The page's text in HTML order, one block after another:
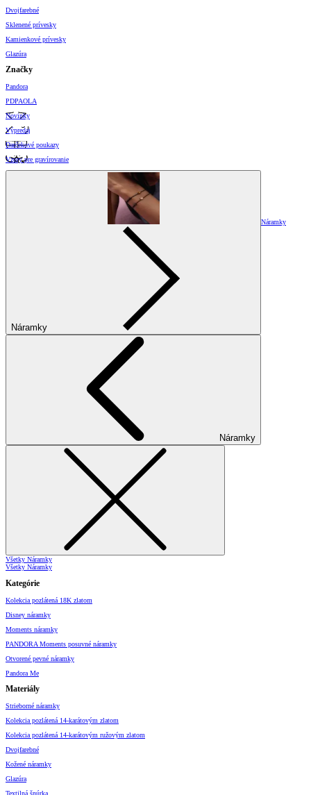
Dvojfarebné
Sklenené prívesky
Kamienkové prívesky
Glazúra
Značky
Pandora
PDPAOLA
Novinky
Výpredaj
Darčekové poukazy
Vzory pre gravírovanie
Náramky
Náramky
Náramky
Všetky Náramky
Všetky Náramky
Kategórie
Kolekcia pozlátená 18K zlatom
Disney náramky
Moments náramky
PANDORA Moments posuvné náramky
Otvorené pevné náramky
Pandora Me
Materiály
Strieborné náramky
Kolekcia pozlátená 14-karátovým zlatom
Kolekcia pozlátená 14-karátovým ružovým zlatom
Dvojfarebné
Kožené náramky
Glazúra
Textilná šnúrka